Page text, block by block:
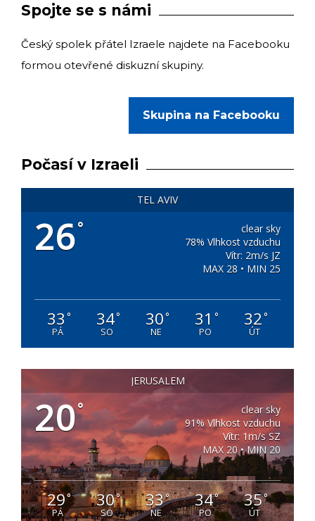
Spojte se s námi
Český spolek přátel Izraele najdete na Facebooku
formou otevřené diskuzní skupiny.
Skupina na Facebooku
Počasí v Izraeli
TEL AVIV
26°
clear sky
78% Vlhkost vzduchu
Vítr: 2m/s JZ
MAX 28 • MIN 25
33 °
PÁ
34°
SO
30°
NE
31 °
PO
32°
ÚT
JERUSALEM
20°
clear sky
91% Vlhkost vzduchu
Vítr: 1m/s SZ
MAX 20 • MIN 20
29°
PÁ
30°
SO
33°
NE
34°
PO
35°
ÚT